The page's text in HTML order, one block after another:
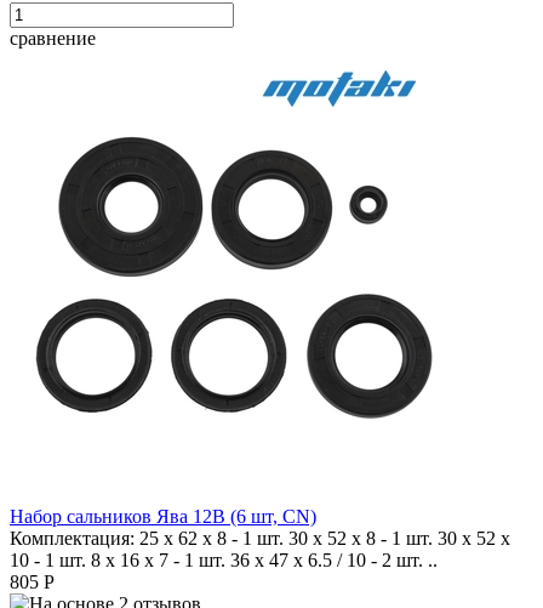
сравнение
Набор сальников Ява 12В (6 шт, CN)
Комплектация: 25 х 62 х 8 - 1 шт. 30 х 52 х 8 - 1 шт. 30 х 52 х
10 - 1 шт. 8 х 16 х 7 - 1 шт. 36 х 47 х 6.5 / 10 - 2 шт. ..
805 Р